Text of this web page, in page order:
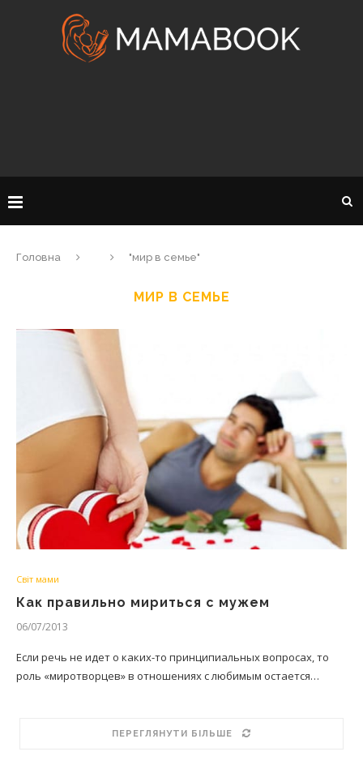
Головна "мир в семье"
МИР В СЕМЬЕ
Світ мами
Как правильно мириться с мужем
06/07/2013
Если речь не идет о каких-то принципиальных вопросах, то
роль «миротворцев» в отношениях с любимым остается…
ПЕРЕГЛЯНУТИ БІЛЬШЕ